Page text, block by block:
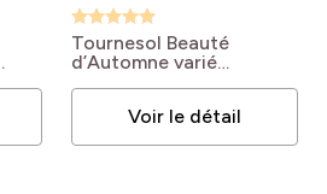
Tournesol Beauté
d’Automne varié
Voir le détail